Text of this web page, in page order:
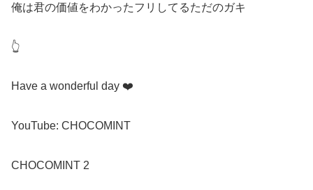
俺は君の価値をわかったフリしてるただのガキ
👆
Have a wonderful day ❤️
YouTube: CHOCOMINT
CHOCOMINT 2